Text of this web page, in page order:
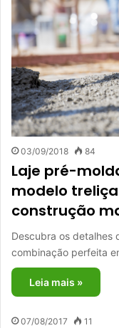
03/09/2018 84
Laje pré-
modelo
construção
Descubra os detalhes
combinação perfeita
Leia mais »
07/08/2017 11